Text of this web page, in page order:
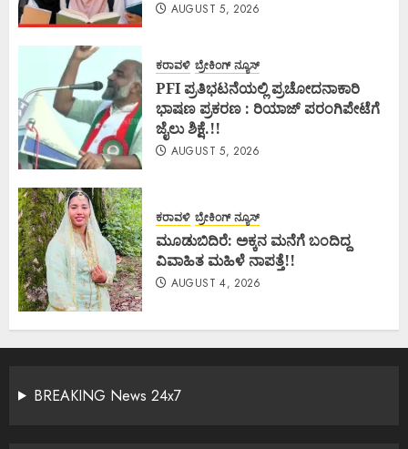
AUGUST 5, 2026
ಕರಾವಳಿ ಬ್ರೇಕಿಂಗ್ ನ್ಯೂಸ್
PFI ಪ್ರತಿಭಟನೆಯಲ್ಲಿ ಪ್ರಚೋದನಾಕಾರಿ
ಭಾಷಣ ಪ್ರಕರಣ : ರಿಯಾಜ್ ಪರಂಗಿಪೇಟೆಗೆ
ಜೈಲು ಶಿಕ್ಷೆ.!!
AUGUST 5, 2026
ಕರಾವಳಿ ಬ್ರೇಕಿಂಗ್ ನ್ಯೂಸ್
ಮೂಡುಬಿದಿರೆ: ಅಕ್ಕನ ಮನೆಗೆ ಬಂದಿದ್ದ
ವಿವಾಹಿತ ಮಹಿಳೆ ನಾಪತ್ತೆ!!
AUGUST 4, 2026
BREAKING News 24x7